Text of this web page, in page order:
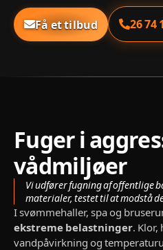
26 74
Få et tilbud
Fuger i
vådmiljøer
Vi udfører fugning af offentlige
materialer, testet til at modstå
I svømmehaller, spa og
ekstreme belastninger.
vandpåvirkning og